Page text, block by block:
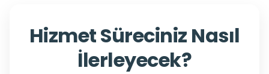
Hizmet Süreciniz Nasıl
İlerleyecek?